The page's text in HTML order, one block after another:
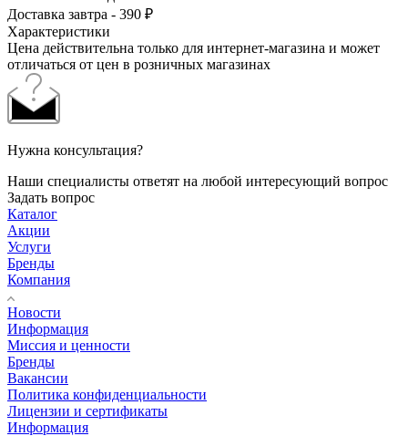
Доставка завтра - 390 ₽
Характеристики
Цена действительна только для интернет-магазина и может
отличаться от цен в розничных магазинах
Нужна консультация?
Наши специалисты ответят на любой интересующий вопрос
Задать вопрос
Каталог
Акции
Услуги
Бренды
Компания
Новости
Информация
Миссия и ценности
Бренды
Вакансии
Политика конфиденциальности
Лицензии и сертификаты
Информация